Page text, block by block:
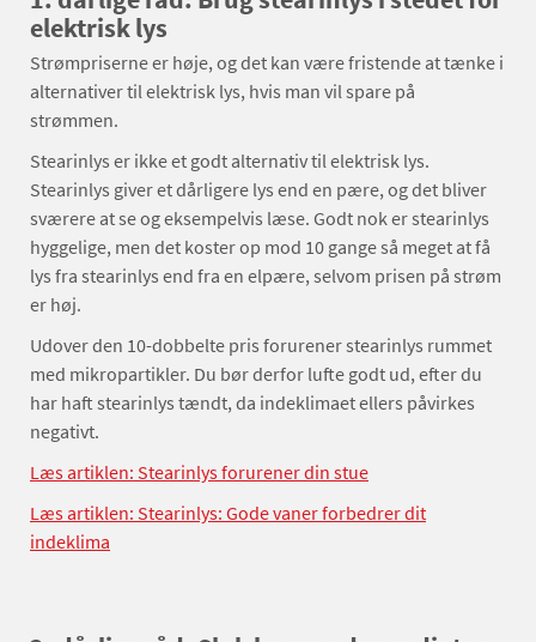
elektrisk lys
Strømpriserne er høje, og det kan være fristende at tænke i
alternativer til elektrisk lys, hvis man vil spare på
strømmen.
Stearinlys er ikke et godt alternativ til elektrisk lys.
Stearinlys giver et dårligere lys end en pære, og det bliver
sværere at se og eksempelvis læse. Godt nok er stearinlys
hyggelige, men det koster op mod 10 gange så meget at få
lys fra stearinlys end fra en elpære, selvom prisen på strøm
er høj.
Udover den 10-dobbelte pris forurener stearinlys rummet
med mikropartikler. Du bør derfor lufte godt ud, efter du
har haft stearinlys tændt, da indeklimaet ellers påvirkes
negativt.
Læs artiklen: Stearinlys forurener din stue
Læs artiklen: Stearinlys: Gode vaner forbedrer dit
indeklima